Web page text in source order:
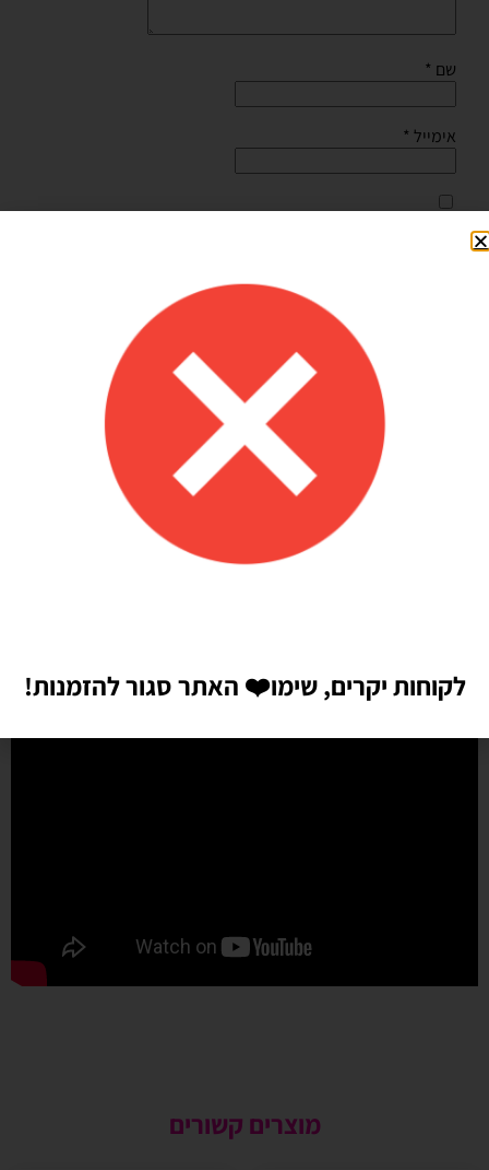
שם *
אימייל *
Shilav Sayag
הזמנתי בלונים כדי לעצב קשת ליום הולדת של הבן שלי, המשלוח הגיע
מהר מהמצופה!! הכל באיכות מדהימה, בצבעים יפים בדיוק כמו שחשבתי
שיהיו!! התמונות מדברות בעד עצמן!! ממליצה בחום♥️♥️♥️
מוצרים קשורים
לקוחות יקרים, שימו❤️ האתר סגור להזמנות!